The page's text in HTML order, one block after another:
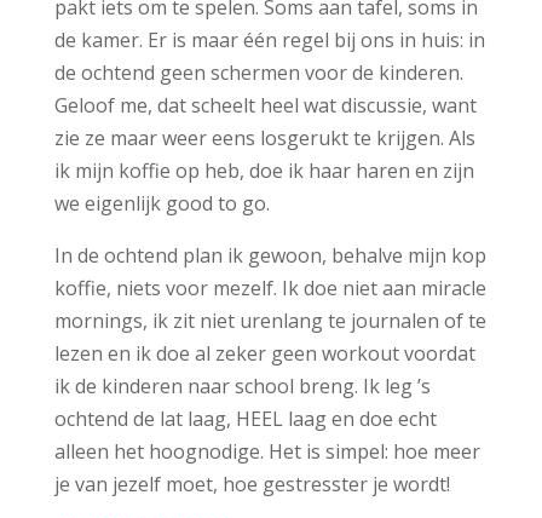
pakt iets om te spelen. Soms aan tafel, soms in
de kamer. Er is maar één regel bij ons in huis: in
de ochtend geen schermen voor de kinderen.
Geloof me, dat scheelt heel wat discussie, want
zie ze maar weer eens losgerukt te krijgen. Als
ik mijn koffie op heb, doe ik haar haren en zijn
we eigenlijk good to go.
In de ochtend plan ik gewoon, behalve mijn kop
koffie, niets voor mezelf. Ik doe niet aan miracle
mornings, ik zit niet urenlang te journalen of te
lezen en ik doe al zeker geen workout voordat
ik de kinderen naar school breng. Ik leg ’s
ochtend de lat laag, HEEL laag en doe echt
alleen het hoognodige. Het is simpel: hoe meer
je van jezelf moet, hoe gestresster je wordt!